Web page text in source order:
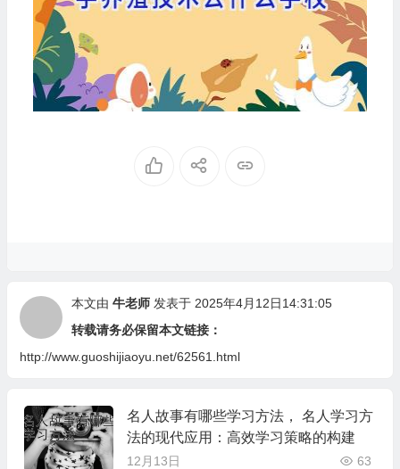
本文由 牛老师发表于 2025年4月12日14:31:05
转载请务必保留本文链接：
http://www.guoshijiaoyu.net/62561.html
名人故事有哪些学习方法， 名人学习方
法的现代应用：高效学习策略的构建
12月13日 63